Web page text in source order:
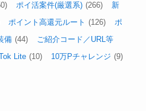
ポイ活案件(厳選系) (266)
新
ポイント高還元ルート (126)
ポ
備 (44)
ご紹介コード／URL等
Lite (10) 10万Pチャレンジ (9)